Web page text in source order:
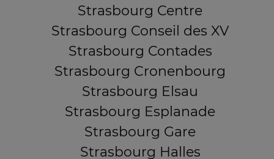
Strasbourg Centre
Strasbourg Conseil des XV
Strasbourg Contades
Strasbourg Cronenbourg
Strasbourg Elsau
Strasbourg Esplanade
Strasbourg Gare
Strasbourg Halles